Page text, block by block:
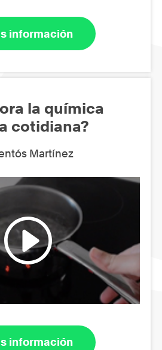
información
la química
cotidiana?
Martínez
información